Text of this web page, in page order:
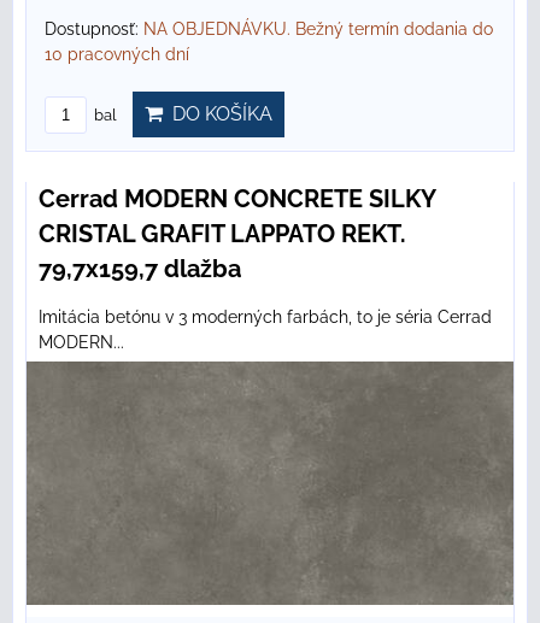
Dostupnosť: NA OBJEDNÁVKU. Bežný termín dodania do
10 pracovných dní
bal DO KOŠÍKA
Cerrad MODERN CONCRETE SILKY
CRISTAL GRAFIT LAPPATO REKT.
79,7x159,7 dlažba
Imitácia betónu v 3 moderných farbách, to je séria Cerrad
MODERN...